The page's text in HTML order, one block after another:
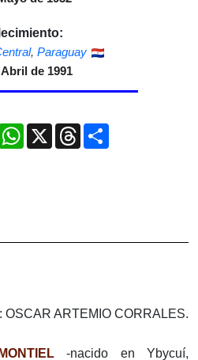
, Paraguay
Abril de 1991
WhatsApp
X ThreadsCompartir
OSCAR ARTEMIO CORRALES.
-nacido en Ybycuí,